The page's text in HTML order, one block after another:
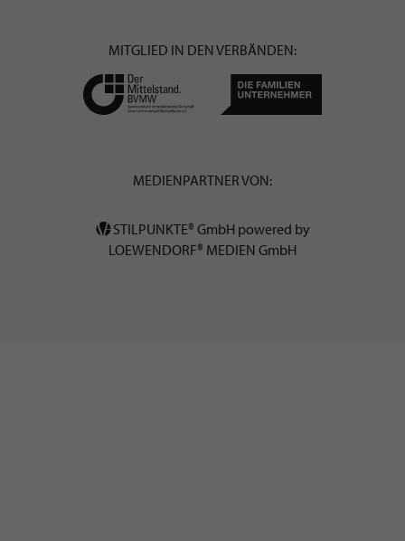
MITGLIED IN DEN VERBÄNDEN:
MEDIENPARTNER VON:
STILPUNKTE® GmbH powered by
LOEWENDORF® MEDIEN GmbH